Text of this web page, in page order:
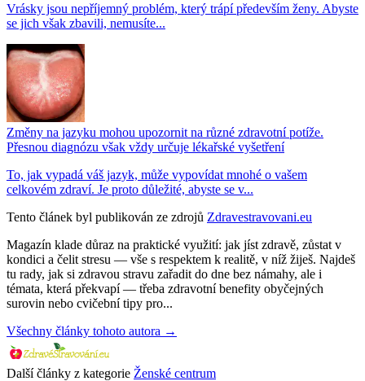
Vrásky jsou nepříjemný problém, který trápí především ženy. Abyste
se jich však zbavili, nemusíte...
Změny na jazyku mohou upozornit na různé zdravotní potíže.
Přesnou diagnózu však vždy určuje lékařské vyšetření
To, jak vypadá váš jazyk, může vypovídat mnohé o vašem
celkovém zdraví. Je proto důležité, abyste se v...
Tento článek byl publikován ze zdrojů Zdravestravovani.eu
Magazín klade důraz na praktické využití: jak jíst zdravě, zůstat v
kondici a čelit stresu — vše s respektem k realitě, v níž žiješ. Najdeš
tu rady, jak si zdravou stravu zařadit do dne bez námahy, ale i
témata, která překvapí — třeba zdravotní benefity obyčejných
surovin nebo cvičební tipy pro...
Všechny články tohoto autora →
Další články z kategorie Ženské centrum